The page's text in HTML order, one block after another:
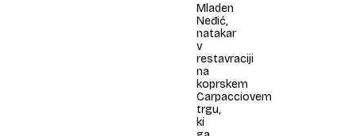
Mladen
Neđić,
natakar
v
restavraciji
na
koprskem
Carpacciovem
trgu,
ki